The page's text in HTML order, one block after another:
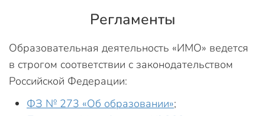
Регламенты
Образовательная деятельность «ИМО» ведется
в строгом соответствии с законодательством
Российской Федерации:
ФЗ № 273 «Об образовании»;